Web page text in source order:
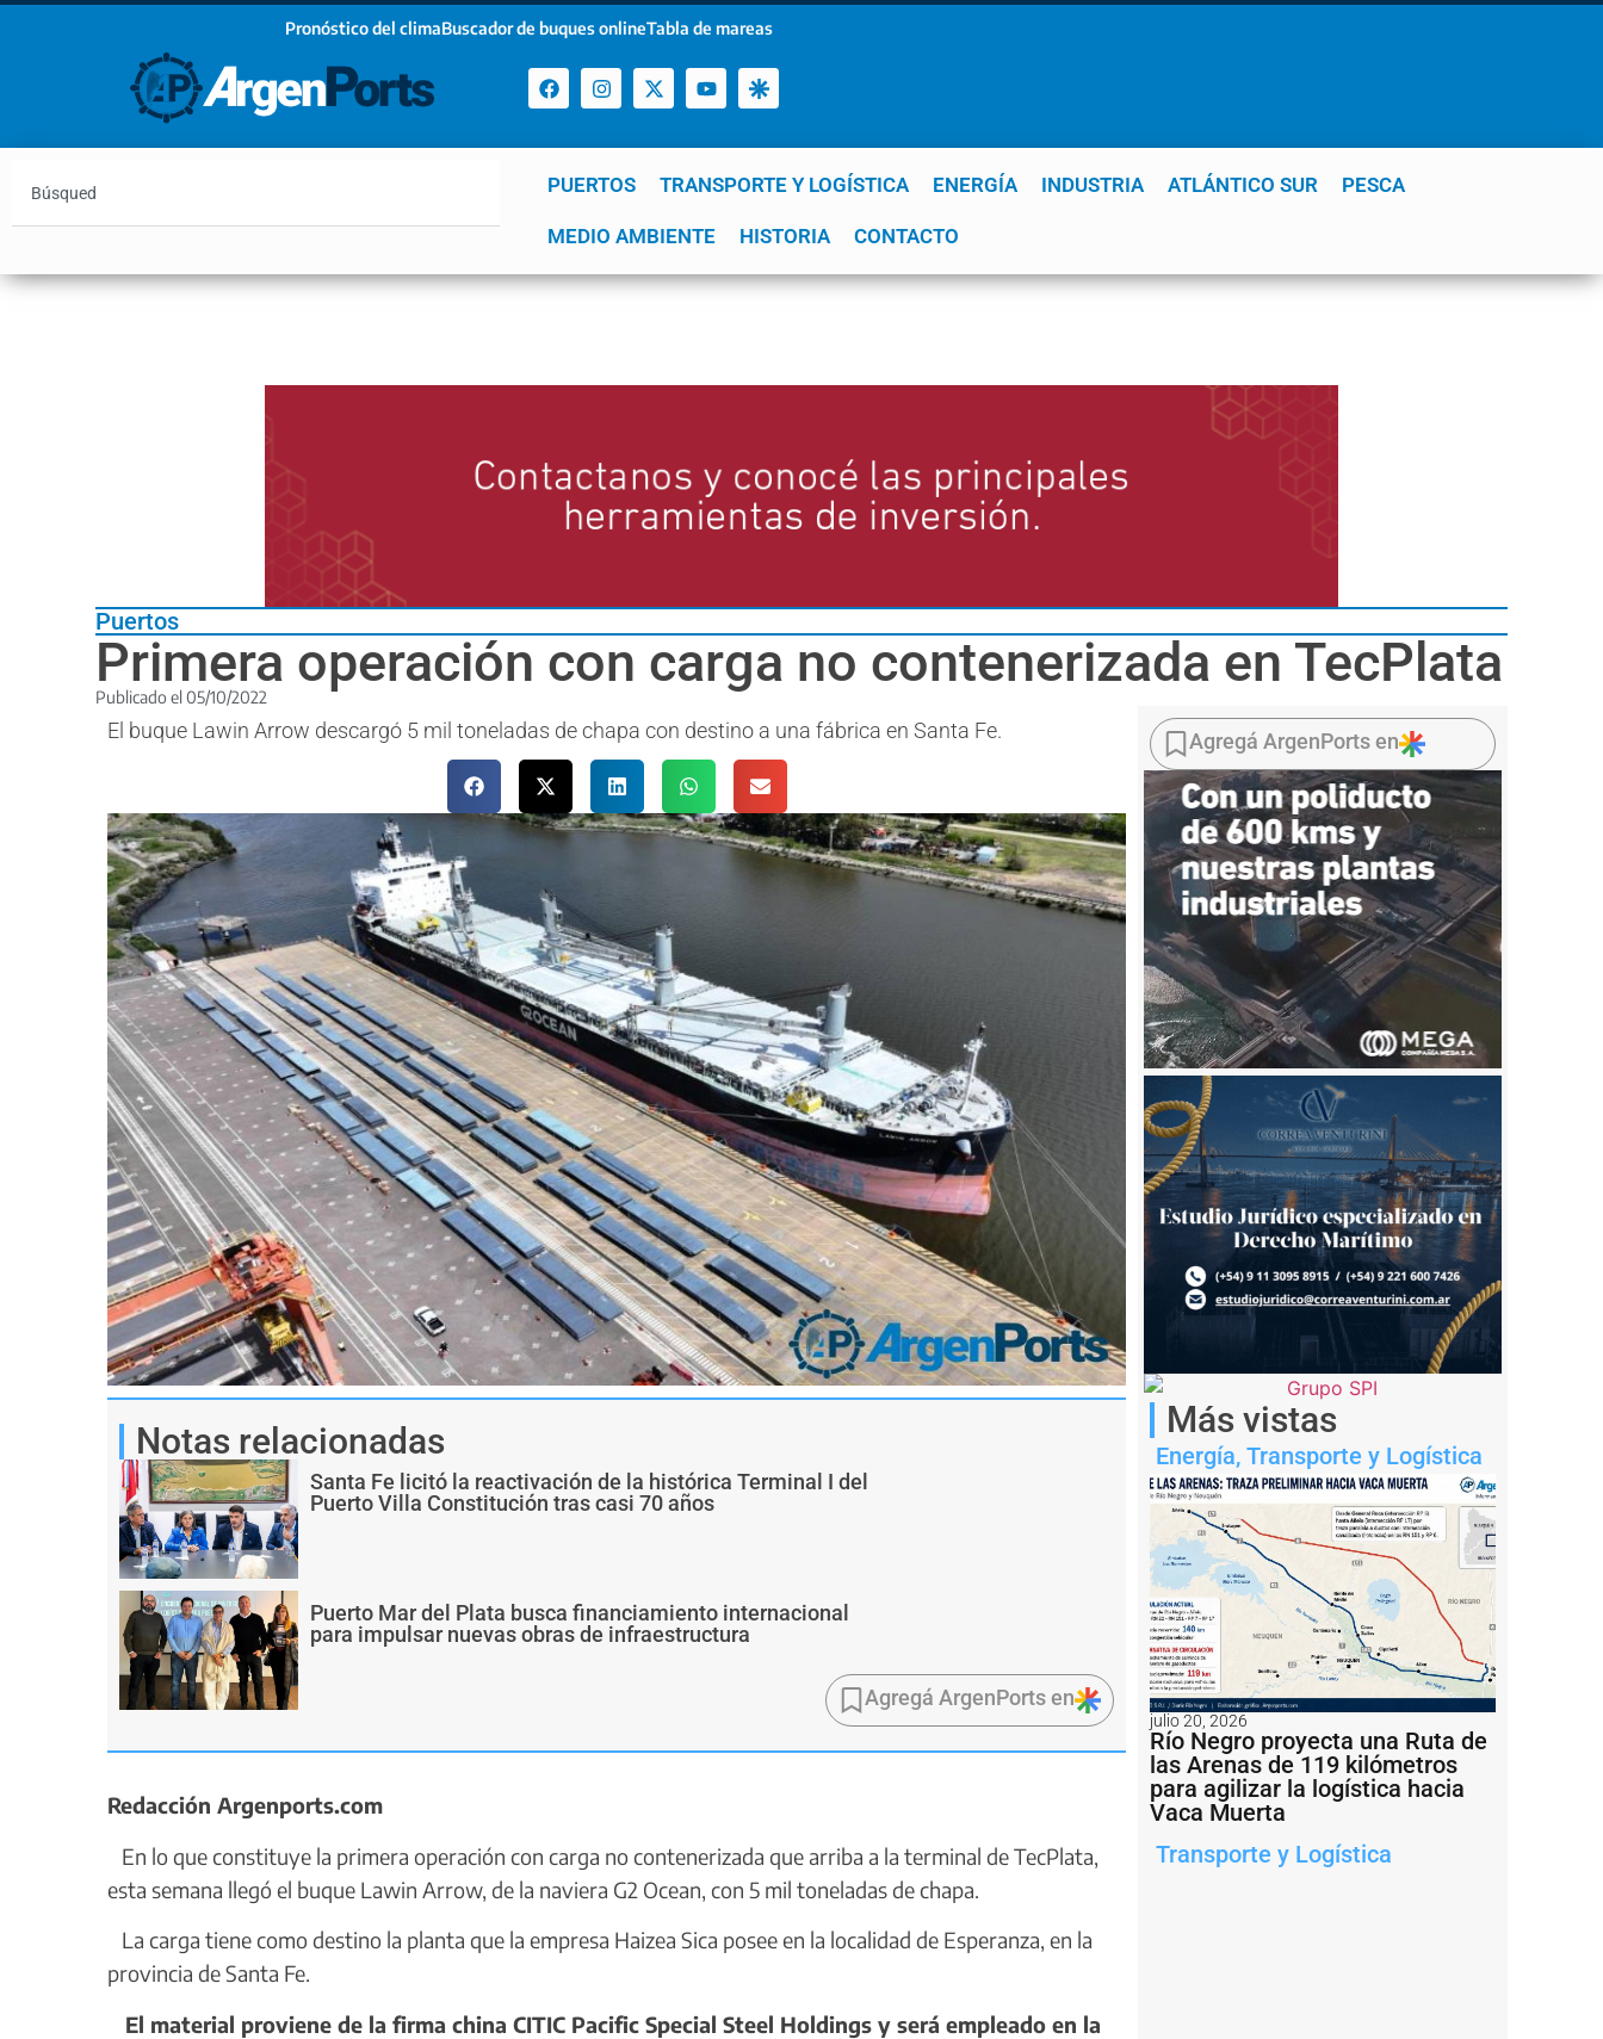
Pronóstico del climaBuscador de buques onlineTabla de mareas
PUERTOS TRANSPORTE Y LOGÍSTICA ENERGÍA INDUSTRIA ATLÁNTICO SUR PESCA
MEDIO AMBIENTE HISTORIA CONTACTO
YPF GNL Mar del Plata Patagonia Quequén
Puertos
Primera operación con carga no contenerizada en TecPlata
Publicado el 05/10/2022
El buque Lawin Arrow descargó 5 mil toneladas de chapa con destino a una fábrica en Santa Fe.
Notas relacionadas
Santa Fe licitó la reactivación de la histórica Terminal I del
Puerto Villa Constitución tras casi 70 años
Puerto Mar del Plata busca financiamiento internacional
para impulsar nuevas obras de infraestructura
Agregá ArgenPorts en
Redacción Argenports.com
En lo que constituye la primera operación con carga no contenerizada que arriba a la terminal de TecPlata,
esta semana llegó el buque Lawin Arrow, de la naviera G2 Ocean, con 5 mil toneladas de chapa.
La carga tiene como destino la planta que la empresa Haizea Sica posee en la localidad de Esperanza, en la
provincia de Santa Fe.
El material proviene de la firma china CITIC Pacific Special Steel Holdings y será empleado en la
Agregá ArgenPorts en
Más vistas
Energía, Transporte y Logística
julio 20, 2026
Río Negro proyecta una Ruta de
las Arenas de 119 kilómetros
para agilizar la logística hacia
Vaca Muerta
Transporte y Logística
¡Sumate a nuestro Newsletter!
Email
Estoy de acuerdo con las condiciones y políticas de